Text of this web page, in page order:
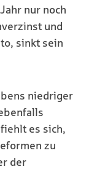
nur noch
und
sinkt sein
niedriger
es sich,
zu
der